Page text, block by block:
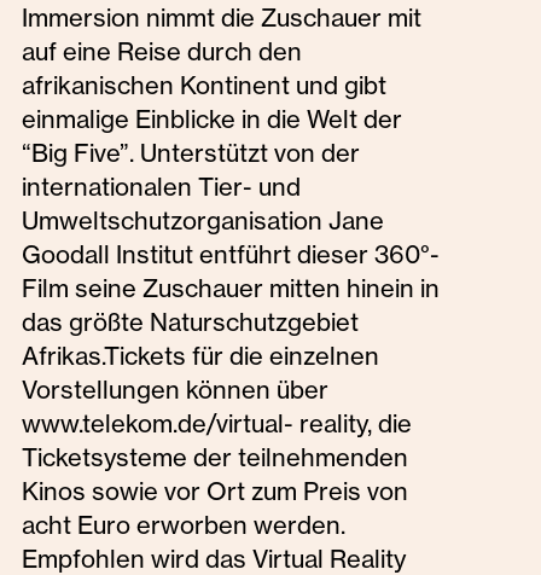
Immersion nimmt die Zuschauer mit
auf eine Reise durch den
afrikanischen Kontinent und gibt
einmalige Einblicke in die Welt der
“Big Five”. Unterstützt von der
internationalen Tier- und
Umweltschutzorganisation Jane
Goodall Institut entführt dieser 360°-
Film seine Zuschauer mitten hinein in
das größte Naturschutzgebiet
Afrikas.Tickets für die einzelnen
Vorstellungen können über
www.telekom.de/virtual- reality, die
Ticketsysteme der teilnehmenden
Kinos sowie vor Ort zum Preis von
acht Euro erworben werden.
Empfohlen wird das Virtual Reality